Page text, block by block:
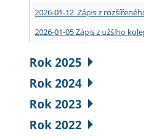
2026-01-12 Zápis z
2026-01-05 Zápis z užšího
Rok 2025
Rok 2024
Rok 2023
Rok 2022